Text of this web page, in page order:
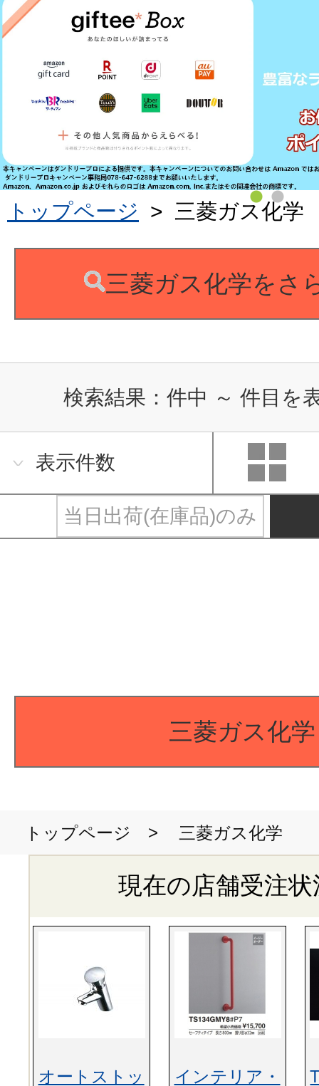
トップページ > 三菱ガス化学
三菱ガス化学をさ
検索結果： 件中 ～ 件目を
表示件数
当日出荷(在庫品)のみ
三菱ガス化
トップページ > 三菱ガス化学
現在の店舗受注状
オートストッ インテリア・